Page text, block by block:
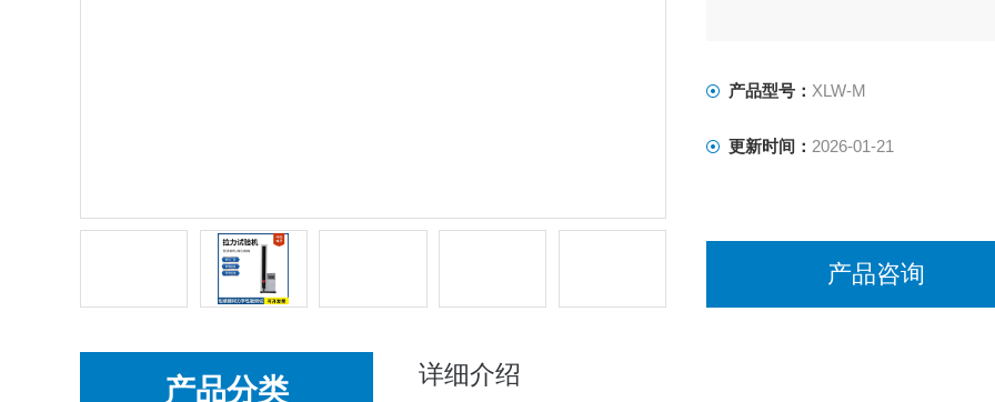
产品型号： XLW-M
更新时间： 2026-01-21
产品咨询
产品分类 详细介绍